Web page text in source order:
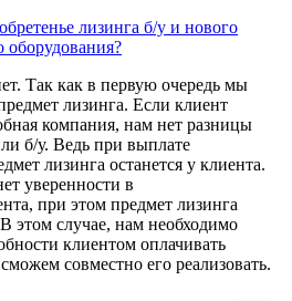
лизинга б/у и нового
оборудования?
Так как в первую очередь мы
лизинга. Если клиент
компания, нам нет разницы
б/у. Ведь при выплате
лизинга останется у клиента.
уверенности в
при этом предмет лизинга
этом случае, нам необходимо
клиентом оплачивать
совместно его реализовать.